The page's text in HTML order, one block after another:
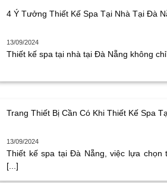
4 Ý Tưởng Thiết Kế Spa Tại Nhà Tại Đà
13/09/2024
Thiết kế spa tại nhà tại Đà Nẵng không
Trang Thiết Bị Cần Có Khi Thiết Kế Spa
13/09/2024
Thiết kế spa tại Đà Nẵng, việc lựa chọn
[...]